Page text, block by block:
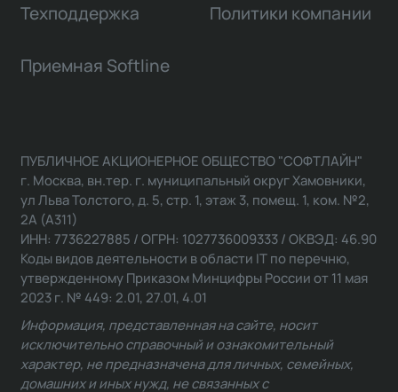
Техподдержка Политики компании
Приемная Softline
ПУБЛИЧНОЕ АКЦИОНЕРНОЕ ОБЩЕСТВО "СОФТЛАЙН"
г. Москва, вн.тер. г. муниципальный округ Хамовники,
ул Льва Толстого, д. 5, стр. 1, этаж 3, помещ. 1, ком. №2,
2А (А311)
ИНН: 7736227885 / ОГРН: 1027736009333 / ОКВЭД: 46.90
Коды видов деятельности в области IT по перечню,
утвержденному Приказом Минцифры России от 11 мая
2023 г. № 449: 2.01, 27.01, 4.01
Информация, представленная на сайте, носит
исключительно справочный и ознакомительный
характер, не предназначена для личных, семейных,
домашних и иных нужд, не связанных с